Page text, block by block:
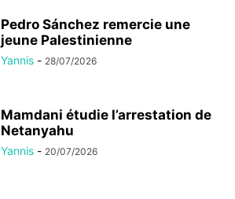
Pedro Sánchez remercie une
jeune Palestinienne
Yannis - 28/07/2026
Mamdani étudie l’arrestation de
Netanyahu
Yannis - 20/07/2026